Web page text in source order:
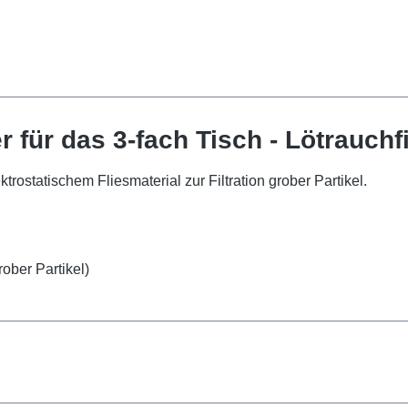
für das 3-fach Tisch -
Fliesmaterial zur Filtration grober Partikel.
Partikel)